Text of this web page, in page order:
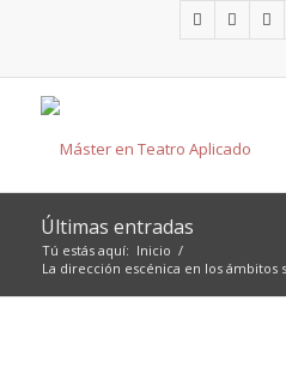
Últimas entradas
Tú estás aquí: Inicio /
La dirección escénica en los ámbitos